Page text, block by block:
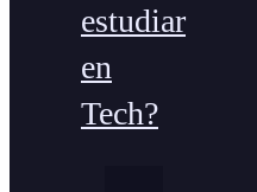
estudiar
en
Tech?